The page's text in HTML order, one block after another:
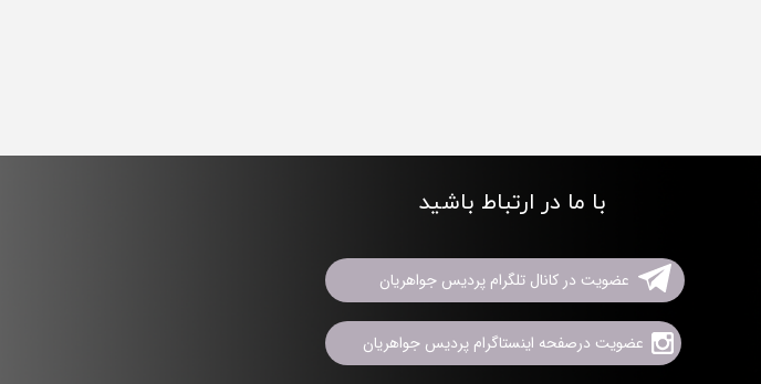
با ما در ارتباط باشید
عضویت در کانال تلگرام پردیس جواهریان
عضویت درصفحه اینستاگرام پردیس جواهریان